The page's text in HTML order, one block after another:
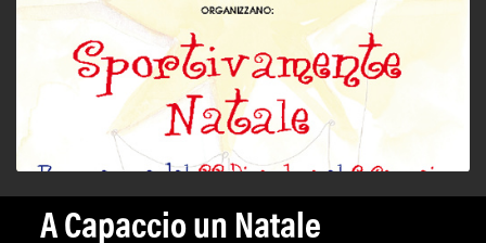
A Capaccio un Natale